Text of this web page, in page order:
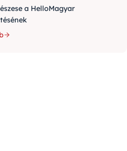
a HelloMagyar